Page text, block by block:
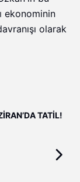
ekonominin
olarak
TATİL!